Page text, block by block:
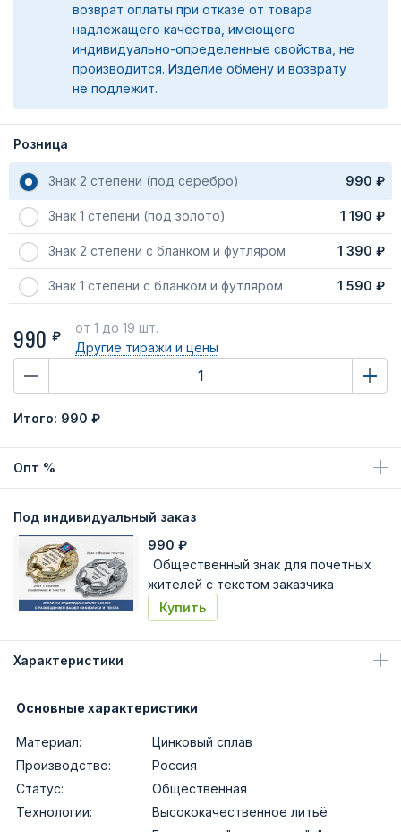
возврат оплаты при отказе от товара
надлежащего качества, имеющего
индивидуально-определенные свойства, не
производится. Изделие обмену и возврату
не подлежит.
Розница
Знак 2 степени (под серебро) 990 ₽
Знак 1 степени (под золото) 1 190 ₽
Знак 2 степени с бланком и футляром 1 390 ₽
Знак 1 степени с бланком и футляром 1 590 ₽
990 ₽
от 1 до 19 шт.
Другие тиражии цены
Итого: 990 ₽
Опт %
Под индивидуальный заказ
990 ₽
Общественный знак для почетных
жителей с текстом заказчика
Купить
Характеристики
Основные характеристики
Материал:
Цинковый сплав
Производство:
Россия
Статус:
Общественная
Технологии:
Высококачественное литьё